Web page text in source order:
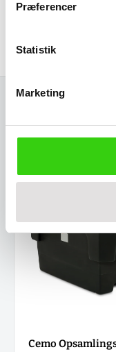
Præferencer
Statistik
Marketing
Relaterede varer
Cemo